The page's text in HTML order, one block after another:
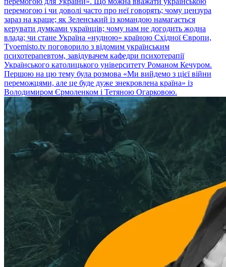
перемогою і чи доволі часто про неї говорять; чому цензура
зараз на краще; як Зеленський із командою намагається
керувати думками українців; чому нам не догодить жодна
влада; чи стане Україна «нудною» країною Східної Європи,
Tvoemisto.tv поговорило з відомим українським
психотерапевтом, завідувачем кафедри психотерапії
Українського католицького університету Романом Кечуром.
Першою на цю тему була розмова «Ми вийдемо з цієї війни
переможцями, але це буде дуже знекровлена країна» із
Володимиром Єрмоленком і Тетяною Огарковою.